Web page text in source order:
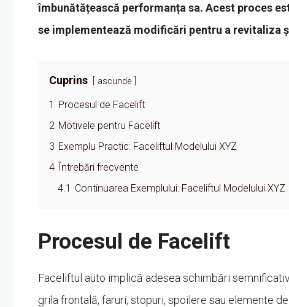
îmbunătățească performanța sa. Acest proces
se implementează modificări pentru a revitaliza
Cuprins ascunde
1 Procesul de Facelift
2 Motivele pentru Facelift
3 Exemplu Practic: Faceliftul Modelului XYZ
4 Întrebări frecvente
4.1 Continuarea Exemplului: Faceliftul Modelului XYZ
Procesul de Facelift
Faceliftul auto implică adesea schimbări
grila frontală, faruri, stopuri, spoilere sau elemente